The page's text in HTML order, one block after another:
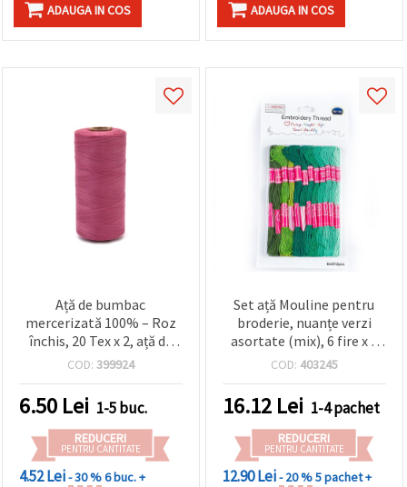
ADAUGA IN COS ADAUGA IN COS
Ață de bumbac
mercerizată 100% – Roz
închis, 20 Tex x 2, ață de
cusut rezistentă, bobină
COD: 399924
6.50 Lei 1-5 buc.
REDUCERI
PENTRU CANTITATE
4.52 Lei- 30 %6 buc. +
Set ață Mouline pentru
broderie, nuanțe verzi
asortate (mix), 6 fire x 8
m, pachet 12 buc.
COD: 403245
16.12 Lei 1-4 pachet
REDUCERI
PENTRU CANTITATE
12.90 Lei- 20 %5 pachet +